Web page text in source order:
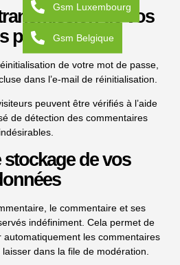
de vos
personnelles
de votre mot de passe,
dans l’e-mail de réinitialisation.
peuvent être vérifiés à l’aide
de détection des commentaires
indésirables.
stockage de vos
le commentaire et ses
indéfiniment. Cela permet de
les commentaires
dans la file de modération.
Gsm Luxembourg
Gsm Belgique